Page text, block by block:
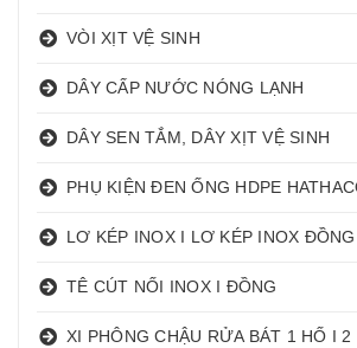
VÒI XỊT VỆ SINH
DÂY CẤP NƯỚC NÓNG LẠNH
DÂY SEN TẮM, DÂY XỊT VỆ SINH
PHỤ KIỆN ĐEN ỐNG HDPE
LƠ KÉP INOX I LƠ KÉP INOX ĐỒNG
TÊ CÚT NỐI INOX I ĐỒNG
XI PHÔNG CHẬU RỬA BÁT 1 HỐ I 2